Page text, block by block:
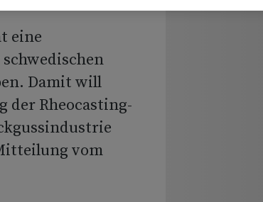
eine
Damit will
der Rheocasting-
vom